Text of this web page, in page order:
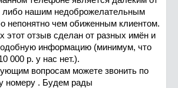
либо нашим недоброжелательным
непонятно чем обиженным клиентом.
этот отзыв сделан от разных имён и
информацию (минимум, что
000 р. у нас нет.).
вопросам можете звонить по
номеру . Будем рады